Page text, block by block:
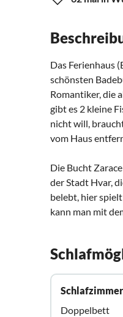
Das Ferienhaus
schönsten
Romantiker, die
gibt es 2 kleine
nicht will,
vom Haus
Die Bucht
der Stadt Hvar,
belebt, hier
kann man mit
Doppelbett